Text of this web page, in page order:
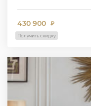
430 900 ₽
Получить скидку